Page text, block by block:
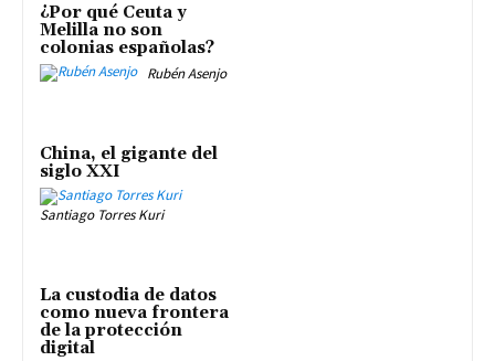
¿Por qué Ceuta y
Melilla no son
colonias españolas?
Rubén Asenjo
China, el gigante del
siglo XXI
Santiago Torres Kuri
La custodia de datos
como nueva frontera
de la protección
digital